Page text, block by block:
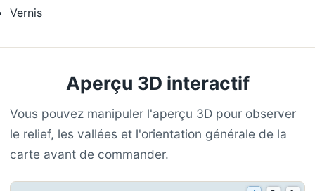
Vernis
Aperçu 3D interactif
Vous pouvez manipuler l'aperçu 3D pour observer
le relief, les vallées et l'orientation générale de la
carte avant de commander.